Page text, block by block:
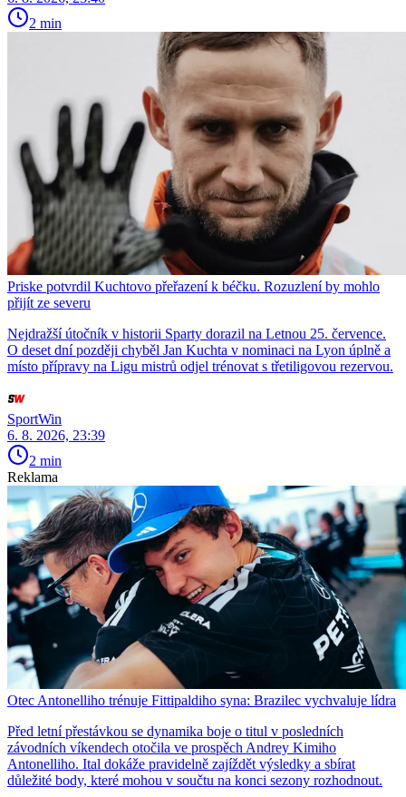
2 min
Priske potvrdil Kuchtovo přeřazení k béčku. Rozuzlení by mohlo
přijít ze severu
Nejdražší útočník v historii Sparty dorazil na Letnou 25. července.
O deset dní později chyběl Jan Kuchta v nominaci na Lyon úplně a
místo přípravy na Ligu mistrů odjel trénovat s třetiligovou rezervou.
SportWin
6. 8. 2026, 23:39
2 min
Reklama
Otec Antonelliho trénuje Fittipaldiho syna: Brazilec vychvaluje lídra
Před letní přestávkou se dynamika boje o titul v posledních
závodních víkendech otočila ve prospěch Andrey Kimiho
Antonelliho. Ital dokáže pravidelně zajíždět výsledky a sbírat
důležité body, které mohou v součtu na konci sezony rozhodnout.